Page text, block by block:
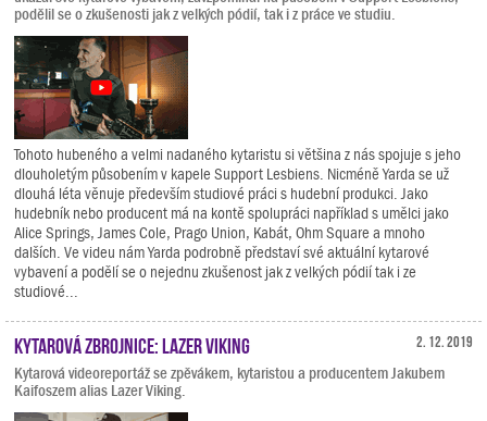
podělil se o zkušenosti jak z velkých pódií, tak i z práce ve studiu.
Tohoto hubeného a velmi nadaného kytaristu si většina z nás spojuje s jeho
dlouholetým působením v kapele Support Lesbiens. Nicméně Yarda se už
dlouhá léta věnuje především studiové práci s hudební produkci. Jako
hudebník nebo producent má na kontě spolupráci například s umělci jako
Alice Springs, James Cole, Prago Union, Kabát, Ohm Square a mnoho
dalších. Ve videu nám Yarda podrobně představí své aktuální kytarové
vybavení a podělí se o nejednu zkušenost jak z velkých pódií tak i ze
studiové...
2. 12. 2019
Kytarová zbrojnice: Lazer Viking
Kytarová videoreportáž se zpěvákem, kytaristou a producentem Jakubem
Kaifoszem alias Lazer Viking.